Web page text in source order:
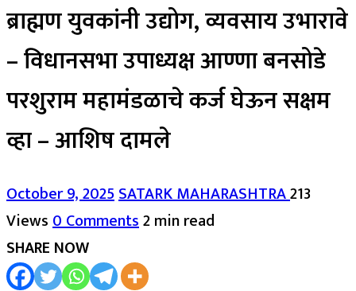
ब्राह्मण युवकांनी उद्योग, व्यवसाय उभारावे
– विधानसभा उपाध्यक्ष आण्णा बनसोडे
परशुराम महामंडळाचे कर्ज घेऊन सक्षम
व्हा – आशिष दामले
October 9, 2025SATARK MAHARASHTRA213
Views0 Comments2 min read
SHARE NOW